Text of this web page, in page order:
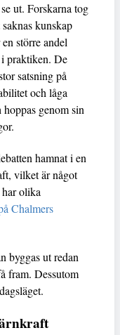
ut. Forskarna tog
kunskap
större andel
praktiken. De
satsning på
och låga
genom sin
hamnat i en
vilket är något
olika
Chalmers
byggas ut redan
fram. Dessutom